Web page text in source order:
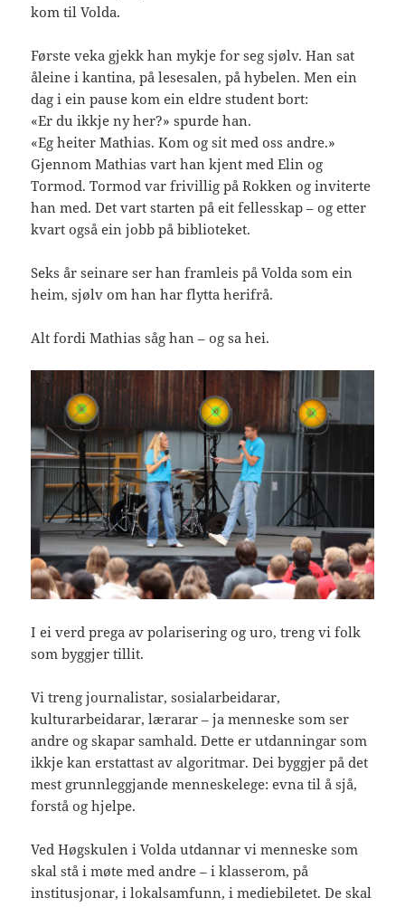
kom til Volda.
Første veka gjekk han mykje for seg sjølv. Han sat
åleine i kantina, på lesesalen, på hybelen. Men ein
dag i ein pause kom ein eldre student bort:
«Er du ikkje ny her?» spurde han.
«Eg heiter Mathias. Kom og sit med oss andre.»
Gjennom Mathias vart han kjent med Elin og
Tormod. Tormod var frivillig på Rokken og inviterte
han med. Det vart starten på eit fellesskap – og etter
kvart også ein jobb på biblioteket.
Seks år seinare ser han framleis på Volda som ein
heim, sjølv om han har flytta herifrå.
Alt fordi Mathias såg han – og sa hei.
I ei verd prega av polarisering og uro, treng vi folk
som byggjer tillit.
Vi treng journalistar, sosialarbeidarar,
kulturarbeidarar, lærarar – ja menneske som ser
andre og skapar samhald. Dette er utdanningar som
ikkje kan erstattast av algoritmar. Dei byggjer på det
mest grunnleggjande menneskelege: evna til å sjå,
forstå og hjelpe.
Ved Høgskulen i Volda utdannar vi menneske som
skal stå i møte med andre – i klasserom, på
institusjonar, i lokalsamfunn, i mediebiletet. De skal